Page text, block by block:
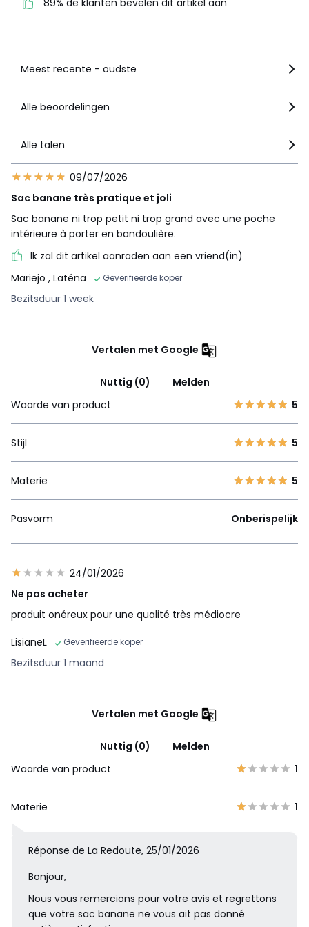
Meest recente - oudste
Alle beoordelingen
Alle talen
09/07/2026
Sac banane très pratique et joli
Sac banane ni trop petit ni trop grand avec une poche
intérieure à porter en bandoulière.
Ik zal dit artikel aanraden aan een vriend(in)
Mariejo , Laténa Geverifieerde koper
Bezitsduur 1 week
Vertalen met Google
Nuttig (0)
Melden
Waarde van product
5
Stijl 5
Materie 5
Pasvorm Onberispelijk
24/01/2026
Ne pas acheter
produit onéreux pour une qualité très médiocre
LisianeL
Geverifieerde koper
Bezitsduur 1 maand
Vertalen met Google
Nuttig (0)
Melden
Waarde van product
1
Materie 1
Réponse de La Redoute, 25/01/2026
Bonjour,
Nous vous remercions pour votre avis et regrettons
que votre sac banane ne vous ait pas donné